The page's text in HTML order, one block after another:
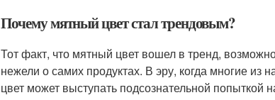
Почему мятный цвет стал трендовым?
Тот факт, что мятный цвет вошел в тренд,
нежели о самих продуктах. В эру, когда многие
цвет может выступать подсознательной попыткой